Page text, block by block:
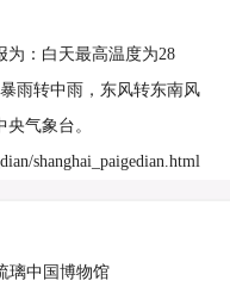
为：白天最高温度为28
雨转中雨，东风转东南风
气象台。
shanghai_paigedian.html
璃中国博物馆